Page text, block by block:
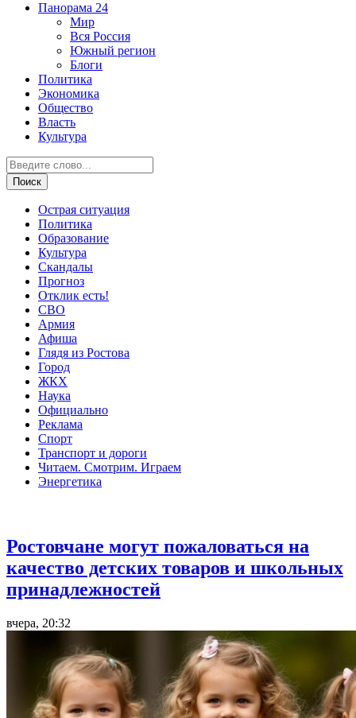
Панорама 24
Мир
Вся Россия
Южный регион
Блоги
Политика
Экономика
Общество
Власть
Культура
Острая ситуация
Политика
Образование
Культура
Скандалы
Прогноз
Отклик есть!
СВО
Армия
Афиша
Глядя из Ростова
Город
ЖКХ
Наука
Официально
Реклама
Спорт
Транспорт и дороги
Читаем. Смотрим. Играем
Энергетика
Ростовчане могут пожаловаться на
качество детских товаров и школьных
принадлежностей
вчера, 20:32